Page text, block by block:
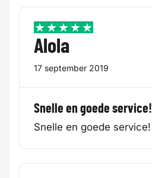
5 / 5
Alola
17 september 2019
Snelle en goede service!
Snelle en goede service!